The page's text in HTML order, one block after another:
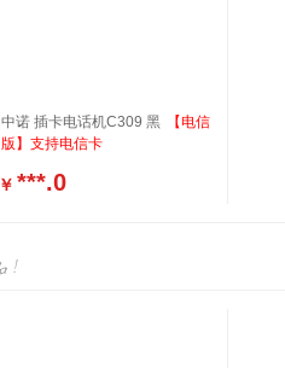
中诺 插卡电话机C309 黑
【电信
版】支持电信卡
￥ ***.0